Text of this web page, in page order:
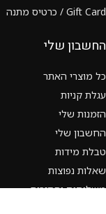
Gift Card / כרטיס מתנה
החשבון שלי
כל מוצרי האתר
עגלת קניות
הזמנות שלי
החשבון שלי
טבלת מידות
שאלות נפוצות
משלוחים והחזרות